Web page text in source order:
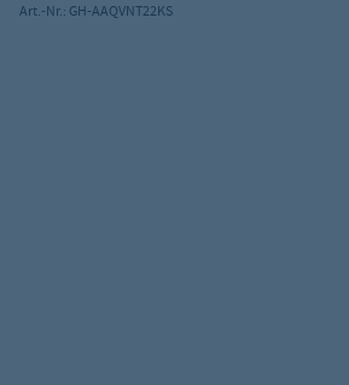
Art.-Nr.: GH-AAQVNT22KS